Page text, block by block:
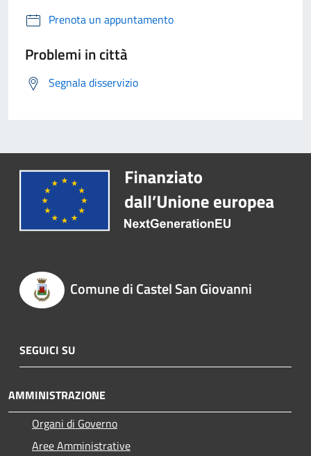
Prenota un appuntamento
Problemi in città
Segnala disservizio
Comune di Castel San Giovanni
SEGUICI SU
AMMINISTRAZIONE
Organi di Governo
Aree Amministrative